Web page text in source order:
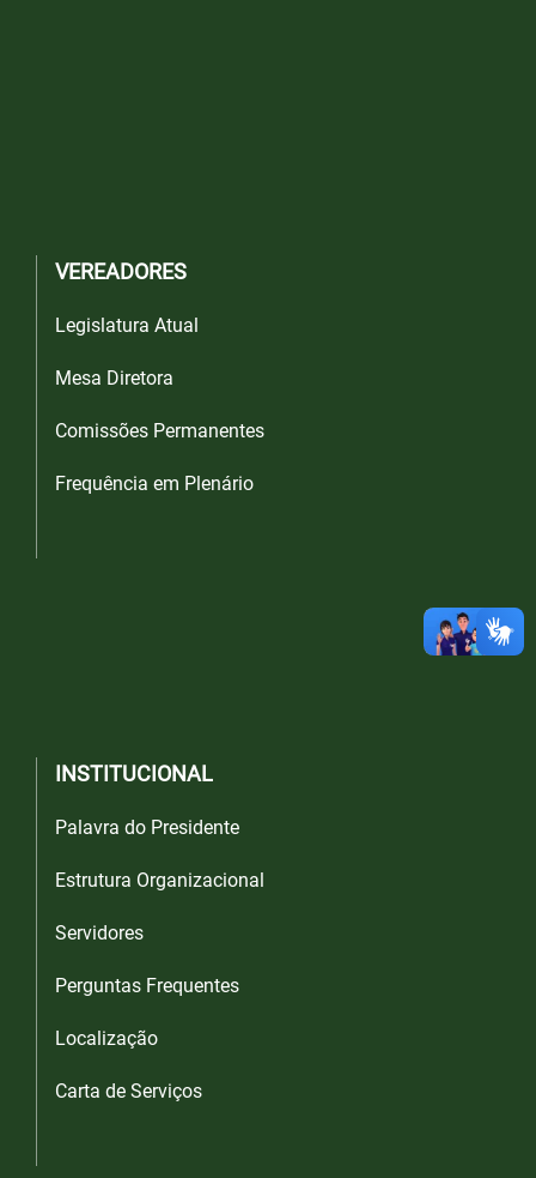
VEREADORES
Legislatura Atual
Mesa Diretora
Comissões Permanentes
Frequência em Plenário
INSTITUCIONAL
Palavra do Presidente
Estrutura Organizacional
Servidores
Perguntas Frequentes
Localização
Carta de Serviços